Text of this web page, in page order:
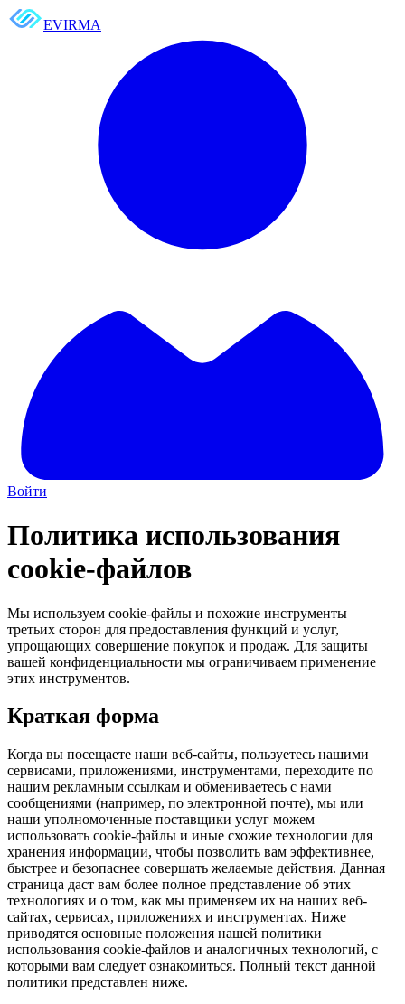
EVIRMA
Войти
Политика использования
cookie-файлов
Мы используем cookie-файлы и похожие инструменты
третьих сторон для предоставления функций и услуг,
упрощающих совершение покупок и продаж. Для защиты
вашей конфиденциальности мы ограничиваем применение
этих инструментов.
Краткая форма
Когда вы посещаете наши веб-сайты, пользуетесь нашими
сервисами, приложениями, инструментами, переходите по
нашим рекламным ссылкам и обмениваетесь с нами
сообщениями (например, по электронной почте), мы или
наши уполномоченные поставщики услуг можем
использовать cookie-файлы и иные схожие технологии для
хранения информации, чтобы позволить вам эффективнее,
быстрее и безопаснее совершать желаемые действия. Данная
страница даст вам более полное представление об этих
технологиях и о том, как мы применяем их на наших веб-
сайтах, сервисах, приложениях и инструментах. Ниже
приводятся основные положения нашей политики
использования cookie-файлов и аналогичных технологий, с
которыми вам следует ознакомиться. Полный текст данной
политики представлен ниже.